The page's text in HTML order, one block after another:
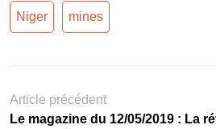
Niger mines
Article précédent
Le magazine du 12/05/2019 : La